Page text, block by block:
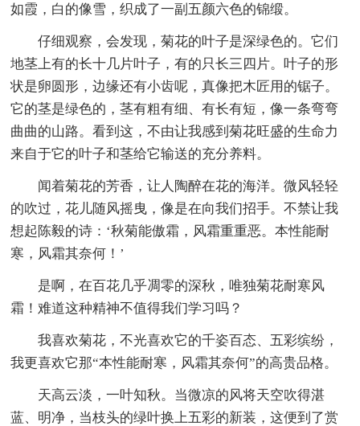
如霞，白的像雪，织成了一副五颜六色的锦缎。
仔细观察，会发现，菊花的叶子是深绿色的。它们
地茎上有的长十几片叶子，有的只长三四片。叶子的形
状是卵圆形，边缘还有小齿呢，真像把木匠用的锯子。
它的茎是绿色的，茎有粗有细、有长有短，像一条弯弯
曲曲的山路。看到这，不由让我感到菊花旺盛的生命力
来自于它的叶子和茎给它输送的充分养料。
闻着菊花的芳香，让人陶醉在花的海洋。微风轻轻
的吹过，花儿随风摇曳，像是在向我们招手。不禁让我
想起陈毅的诗：‘秋菊能傲霜，风霜重重恶。本性能耐
寒，风霜其奈何！’
是啊，在百花几乎凋零的深秋，唯独菊花耐寒风
霜！难道这种精神不值得我们学习吗？
我喜欢菊花，不光喜欢它的千姿百态、五彩缤纷，
我更喜欢它那“本性能耐寒，风霜其奈何”的高贵品格。
天高云淡，一叶知秋。当微凉的风将天空吹得湛
蓝、明净，当枝头的绿叶换上五彩的新装，这便到了赏